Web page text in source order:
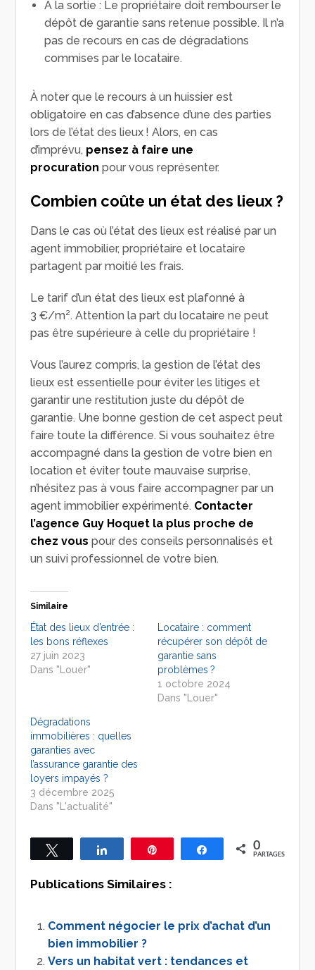
À la sortie : Le propriétaire doit rembourser le
dépôt de garantie sans retenue possible. Il n’a
pas de recours en cas de dégradations
commises par le locataire.
À noter que le recours à un huissier est
obligatoire en cas d’absence d’une des parties
lors de l’état des lieux ! Alors, en cas
d’imprévu, pensez à faire une
procuration pour vous représenter.
Combien coûte un état des lieux ?
Dans le cas où l’état des lieux est réalisé par un
agent immobilier, propriétaire et locataire
partagent par moitié les frais.
Le tarif d’un état des lieux est plafonné à
3 €/m². Attention la part du locataire ne peut
pas être supérieure à celle du propriétaire !
Vous l’aurez compris, la gestion de l’état des
lieux est essentielle pour éviter les litiges et
garantir une restitution juste du dépôt de
garantie. Une bonne gestion de cet aspect peut
faire toute la différence. Si vous souhaitez être
accompagné dans la gestion de votre bien en
location et éviter toute mauvaise surprise,
n’hésitez pas à vous faire accompagner par un
agent immobilier expérimenté. Contacter
l’agence Guy Hoquet la plus proche de
chez vous pour des conseils personnalisés et
un suivi professionnel de votre bien.
Similaire
État des lieux d’entrée :
les bons réflexes
27 juin 2023
Dans "Louer"
Locataire : comment
récupérer son dépôt de
garantie sans
problèmes ?
1 octobre 2024
Dans "Louer"
Dégradations
immobilières : quelles
garanties avec
l’assurance garantie des
loyers impayés ?
3 décembre 2025
Dans "L'actualité"
Tweetez Partagez Épingle Partagez0
PARTAGES
Publications Similaires :
Comment négocier le prix d’achat d’un
bien immobilier ?
Vers un habitat vert : tendances et